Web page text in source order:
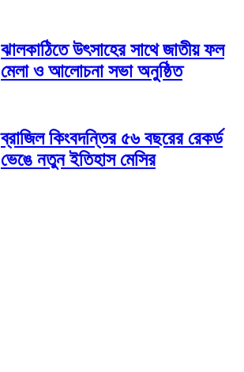
ঝালকাঠিতে উৎসাহের সাথে জাতীয় ফল
মেলা ও আলোচনা সভা অনুষ্ঠিত
ব্রাজিল কিংবদন্তির ৫৬ বছরের রেকর্ড
ভেঙে নতুন ইতিহাস মেসির